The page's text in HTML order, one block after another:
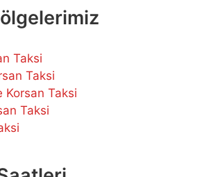
Taksi
Taksi
Korsan Taksi
Taksi